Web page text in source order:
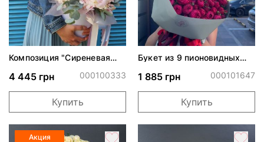
Композиция "Сиреневая
4 445 грн 000100333
Купить
Букет из 9 пионовидных
1 885 грн 000101647
Купить
Акция